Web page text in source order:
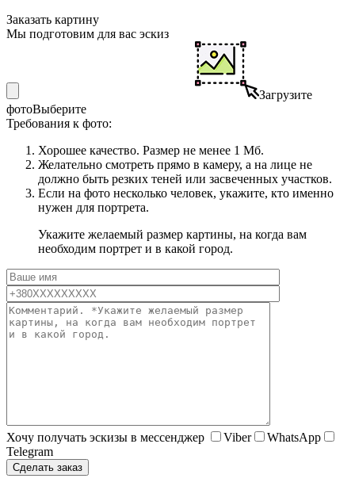
Заказать картину
Мы подготовим для вас эскиз
Загрузите
фотоВыберите
Требования к фото:
Хорошее качество. Размер не менее 1 Мб.
Желательно смотреть прямо в камеру, а на лице не
должно быть резких теней или засвеченных участков.
Если на фото несколько человек, укажите, кто именно
нужен для портрета.
Укажите желаемый размер картины, на когда вам
необходим портрет и в какой город.
Хочу получать эскизы в мессенджер Viber
WhatsApp
Telegram